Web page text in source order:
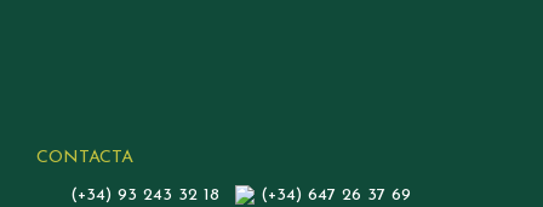
CONTACTA
(+34) 93 243 32 18 (+34) 647 26 37 69